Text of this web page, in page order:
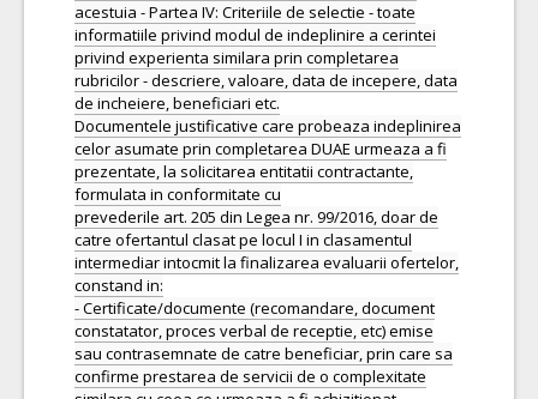
acestuia - Partea IV: Criteriile de selectie - toate
informatiile privind modul de indeplinire a cerintei
privind experienta similara prin completarea
rubricilor - descriere, valoare, data de incepere, data
de incheiere, beneficiari etc.
Documentele justificative care probeaza indeplinirea
celor asumate prin completarea DUAE urmeaza a fi
prezentate, la solicitarea entitatii contractante,
formulata in conformitate cu
prevederile art. 205 din Legea nr. 99/2016, doar de
catre ofertantul clasat pe locul I in clasamentul
intermediar intocmit la finalizarea evaluarii ofertelor,
constand in:
- Certificate/documente (recomandare, document
constatator, proces verbal de receptie, etc) emise
sau contrasemnate de catre beneficiar, prin care sa
confirme prestarea de servicii de o complexitate